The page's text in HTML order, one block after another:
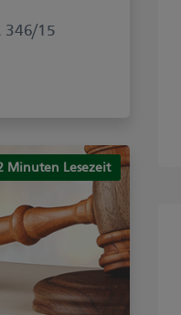
346/15
Minuten Lesezeit